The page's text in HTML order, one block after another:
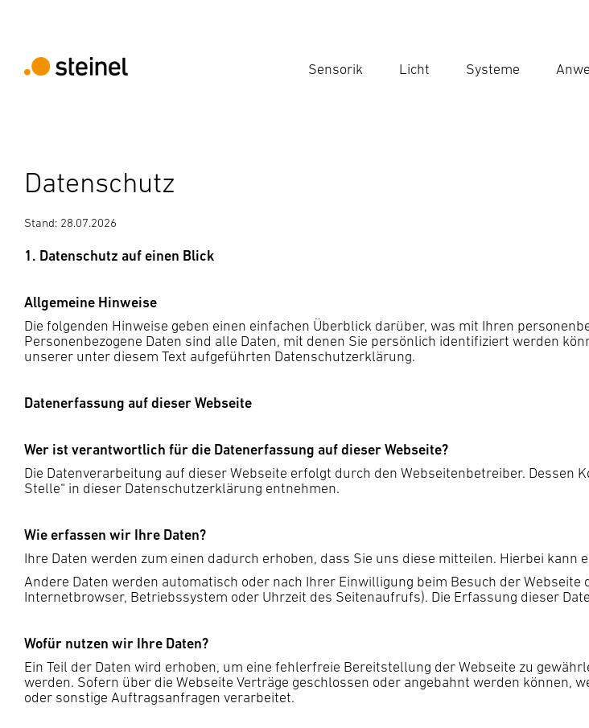
Sensorik Licht Systeme
Datenschutz
Stand: 28.07.2026
1. Datenschutz auf einen Blick
Allgemeine Hinweise
Die folgenden Hinweise geben einen einfachen Überblick darüber, was mit Ihren
Personenbezogene Daten sind alle Daten, mit denen Sie persönlich identifiziert werden
unserer unter diesem Text aufgeführten Datenschutzerklärung.
Datenerfassung auf dieser Webseite
Wer ist verantwortlich für die Datenerfassung auf dieser Webseite?
Die Datenverarbeitung auf dieser Webseite erfolgt durch den Webseitenbetreiber.
Stelle“ in dieser Datenschutzerklärung entnehmen.
Wie erfassen wir Ihre Daten?
Ihre Daten werden zum einen dadurch erhoben, dass Sie uns diese mitteilen. Hierbei
Andere Daten werden automatisch oder nach Ihrer Einwilligung beim Besuch der
Internetbrowser, Betriebssystem oder Uhrzeit des Seitenaufrufs). Die Erfassung dieser
Wofür nutzen wir Ihre Daten?
Ein Teil der Daten wird erhoben, um eine fehlerfreie Bereitstellung der Webseite zu
werden. Sofern über die Webseite Verträge geschlossen oder angebahnt werden können,
oder sonstige Auftragsanfragen verarbeitet.